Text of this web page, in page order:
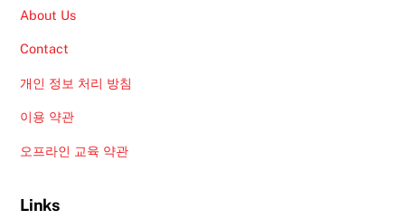
About Us
Contact
개인 정보 처리 방침
이용 약관
오프라인 교육 약관
Links